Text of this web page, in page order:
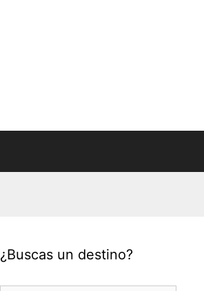
¿Buscas un destino?